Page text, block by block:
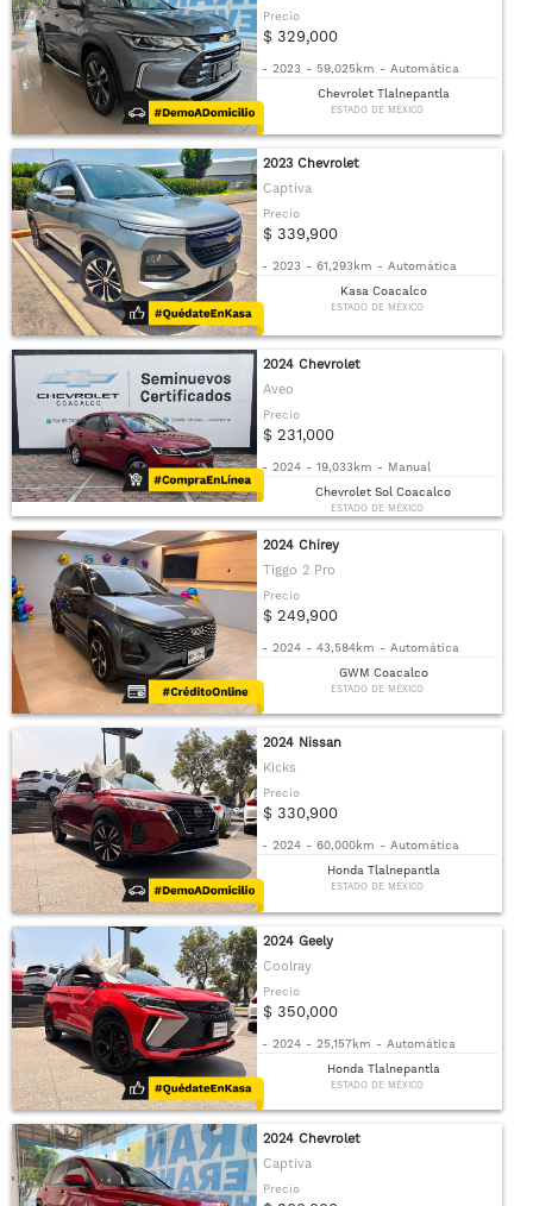
Precio
$ 329,000
- 2023 - 59,025km - Automática
Chevrolet Tlalnepantla
ESTADO DE MÉXICO
2023 Chevrolet
Captiva
Precio
$ 339,900
- 2023 - 61,293km - Automática
Kasa Coacalco
ESTADO DE MÉXICO
2024 Chevrolet
Aveo
Precio
$ 231,000
- 2024 - 19,033km - Manual
Chevrolet Sol Coacalco
ESTADO DE MÉXICO
2024 Chirey
Tiggo 2 Pro
Precio
$ 249,900
- 2024 - 43,584km - Automática
GWM Coacalco
ESTADO DE MÉXICO
2024 Nissan
Kicks
Precio
$ 330,900
- 2024 - 60,000km - Automática
Honda Tlalnepantla
ESTADO DE MÉXICO
2024 Geely
Coolray
Precio
$ 350,000
- 2024 - 25,157km - Automática
Honda Tlalnepantla
ESTADO DE MÉXICO
2024 Chevrolet
Captiva
Precio